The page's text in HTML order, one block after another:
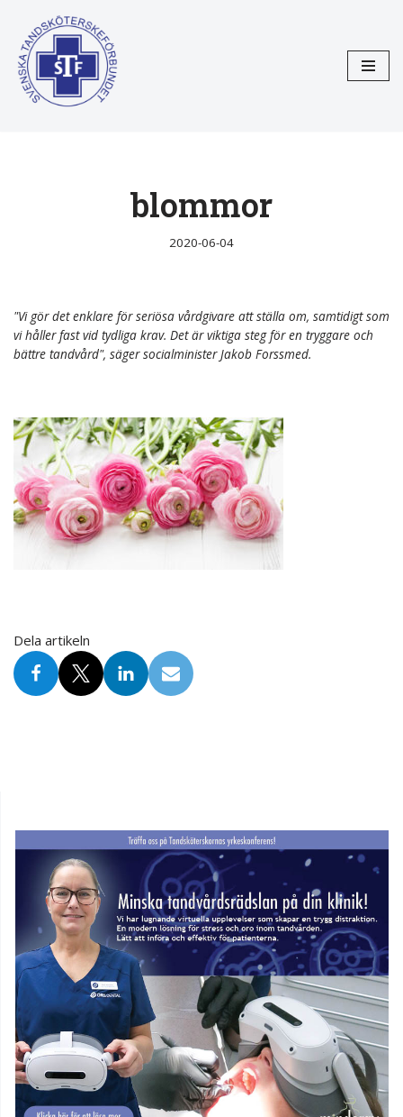
Hoppa
till
innehåll
blommor
2020-06-04
"Vi gör det enklare för seriösa vårdgivare att ställa om, samtidigt som
vi håller fast vid tydliga krav. Det är viktiga steg för en tryggare och
bättre tandvård", säger socialminister Jakob Forssmed.
Dela artikeln